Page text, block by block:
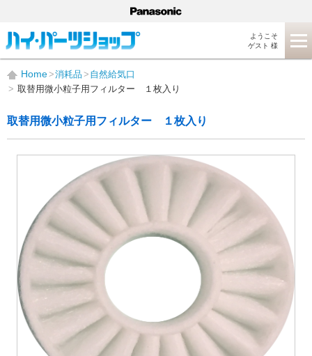
ようこそ
ゲスト 様
Home 消耗品
自然給気口
取替用微小粒子用フィルター １枚入り
取替用微小粒子用フィルター １枚入り